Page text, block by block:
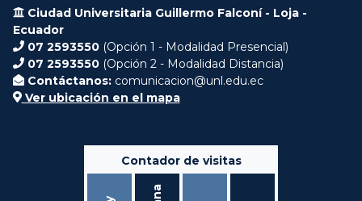
Ciudad Universitaria Guillermo Falconí - Loja -
Ecuador
07 2593550 (Opción 1 - Modalidad Presencial)
07 2593550 (Opción 2 - Modalidad Distancia)
Contáctanos: comunicacion@unl.edu.ec
Ver ubicación en el mapa
Contador de visitas